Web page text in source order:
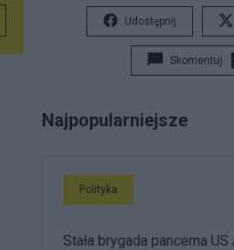
Udostępnij
Skomentuj
Najpopularniejsze
Polityka
Stała brygada pancerna